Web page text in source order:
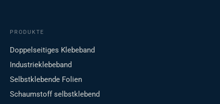
PRODUKTE
Doppelseitiges Klebeband
Industrieklebeband
Selbstklebende Folien
Schaumstoff selbstklebend